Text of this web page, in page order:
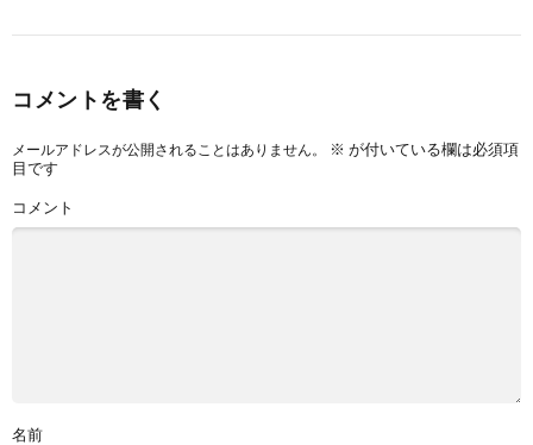
コメントを書く
メールアドレスが公開されることはありません。 ※ が付いている欄は必須項
目です
コメント
名前